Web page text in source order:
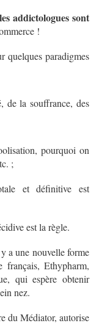
addictologues sont
!
quelques paradigmes
de la souffrance, des
pourquoi on
;
et définitive est
est la règle.
a une nouvelle forme
français, Ethypharm,
qui espère obtenir
nez.
du Médiator, autorise